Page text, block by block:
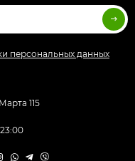
персональных данных
115